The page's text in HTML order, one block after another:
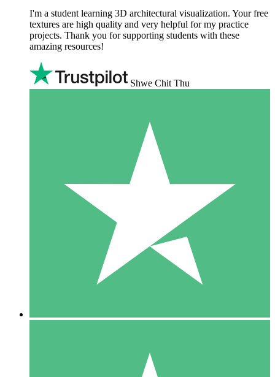
I'm a student learning 3D architectural visualization. Your free
textures are high quality and very helpful for my practice
projects. Thank you for supporting students with these
amazing resources!
Shwe Chit Thu